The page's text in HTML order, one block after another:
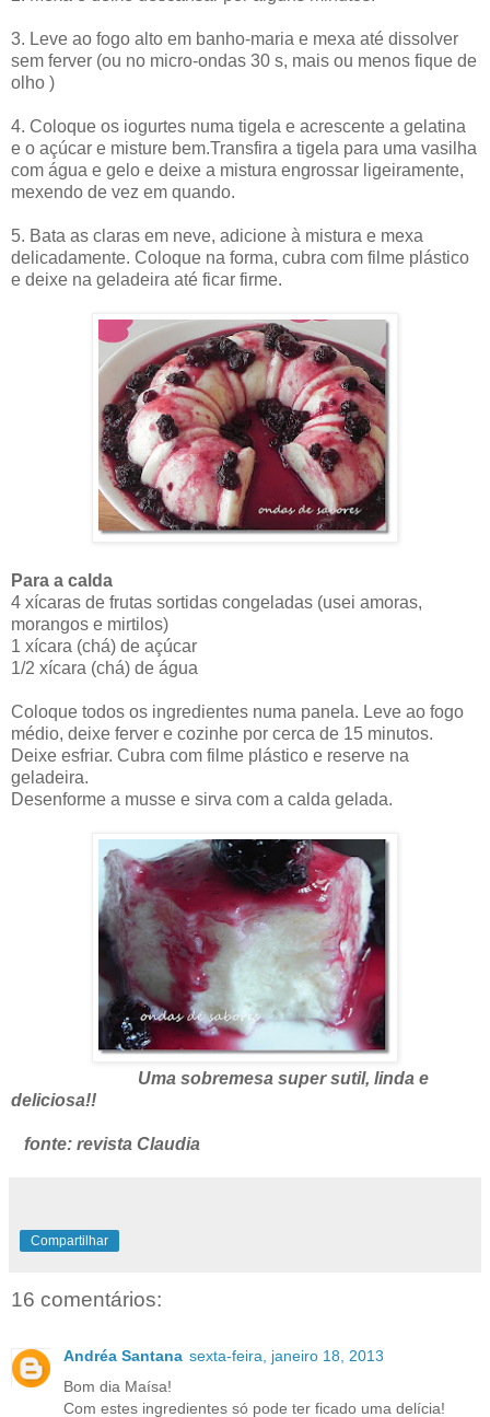
3. Leve ao fogo alto em banho-maria e mexa até dissolver
sem ferver (ou no micro-ondas 30 s, mais ou menos fique de
olho )
4. Coloque os iogurtes numa tigela e acrescente a gelatina
e o açúcar e misture bem.Transfira a tigela para uma vasilha
com água e gelo e deixe a mistura engrossar ligeiramente,
mexendo de vez em quando.
5. Bata as claras em neve, adicione à mistura e mexa
delicadamente. Coloque na forma, cubra com filme plástico
e deixe na geladeira até ficar firme.
Para a calda
4 xícaras de frutas sortidas congeladas (usei amoras,
morangos e mirtilos)
1 xícara (chá) de açúcar
1/2 xícara (chá) de água
Coloque todos os ingredientes numa panela. Leve ao fogo
médio, deixe ferver e cozinhe por cerca de 15 minutos.
Deixe esfriar. Cubra com filme plástico e reserve na
geladeira.
Desenforme a musse e sirva com a calda gelada.
Uma sobremesa super sutil, linda e
deliciosa!!
fonte: revista Claudia
Compartilhar
16 comentários:
Andréa Santana sexta-feira, janeiro 18, 2013
Bom dia Maísa!
Com estes ingredientes só pode ter ficado uma delícia!